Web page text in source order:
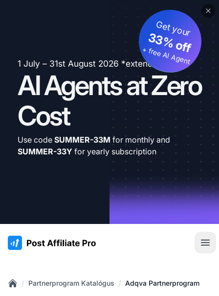
1 July – 31st August 2026 *extended
AI Agents at Zero
Cost
Get your
33% off
+ free AI Agent
Use code SUMMER-33M for monthly and
SUMMER-33Y for yearly subscription
:site.title
/ Partnerprogram Katalógus / Adqva Partnerprogram